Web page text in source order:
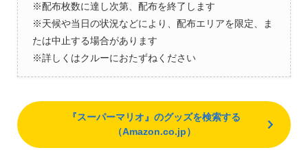
※配布枚数に達し次第、配布を終了します
※天候や当日の状況などにより、配布エリアを限定、ま
たは中止する場合があります
※詳しくはクルーにおたずねください
『スーパーマリオ』のグッズを検索する
（Amazon.co.jp）